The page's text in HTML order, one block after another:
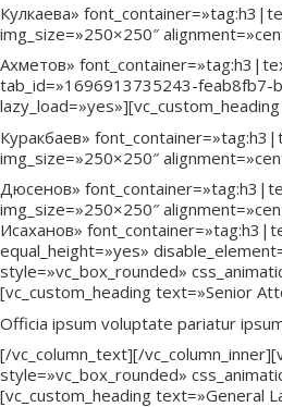
Кулкаева»
img_size=»250×250″
Ахметов»
tab_id=»1696913735243-feab8fb7-
Куракбаев»
img_size=»250×250″
Дюсенов»
img_size=»250×250″
Исаханов»
equal_height=»yes»
style=»vc_box_rounded»
[vc_custom_heading text=»Senior
Officia ipsum voluptate pariatur
[/vc_column_text][/
style=»vc_box_rounded»
[vc_custom_heading text=»General